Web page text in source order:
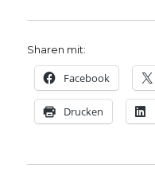
Sharen mit:
Facebook
Drucken